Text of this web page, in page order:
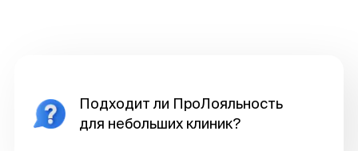
Подходит ли ПроЛояльность
для небольших клиник?